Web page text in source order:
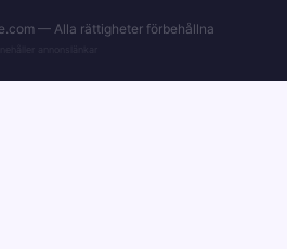
— Alla rättigheter förbehållna